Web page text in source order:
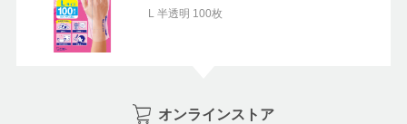
L 半透明 100枚
オンラインストア